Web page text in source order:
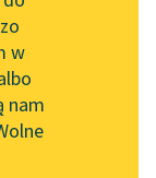
Lektur
w
nam
jest